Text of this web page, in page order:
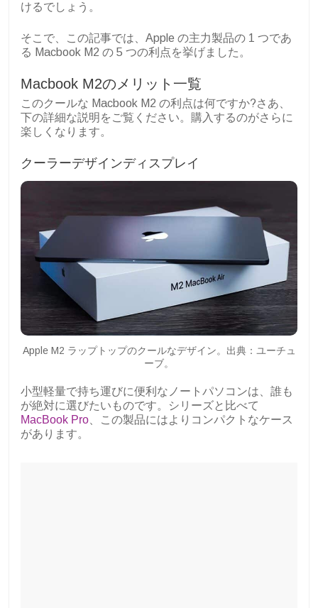
けるでしょう。
そこで、この記事では、Apple の主力製品の 1 つであ
る Macbook M2 の 5 つの利点を挙げました。
Macbook M2のメリット一覧
このクールな Macbook M2 の利点は何ですか?さあ、
下の詳細な説明をご覧ください。購入するのがさらに
楽しくなります。
クーラーデザインディスプレイ
Apple M2 ラップトップのクールなデザイン。出典：ユーチュ
ーブ。
小型軽量で持ち運びに便利なノートパソコンは、誰も
が絶対に選びたいものです。シリーズと比べて
MacBook Pro 、この製品にはよりコンパクトなケース
があります。